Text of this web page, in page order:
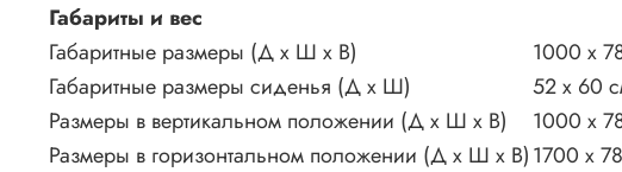
Габариты и вес
Габаритные размеры (Д х Ш х В)
1000 x
Габаритные размеры сиденья (Д х Ш)
52 x 60
Размеры в вертикальном положении (Д х Ш х В)
1000 x
Размеры в горизонтальном положении (Д х Ш х В)1700 x